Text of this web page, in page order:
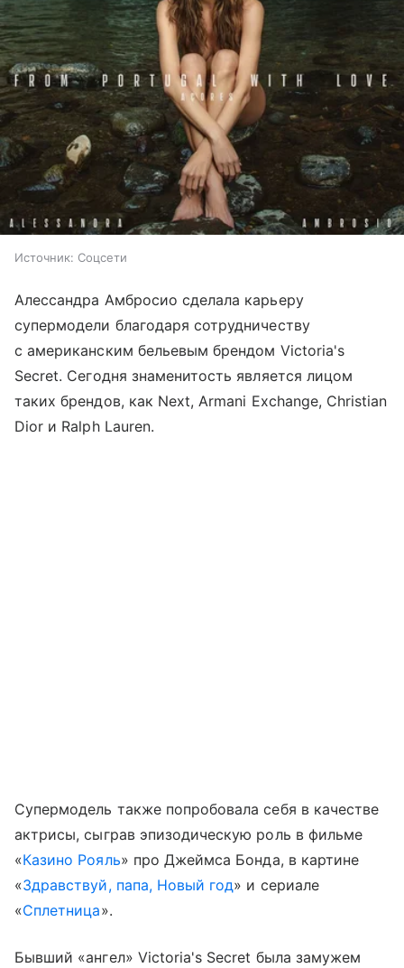
Источник: Соцсети
Алессандра Амбросио сделала карьеру
супермодели благодаря сотрудничеству
с американским бельевым брендом Victoria's
Secret. Сегодня знаменитость является лицом
таких брендов, как Next, Armani Exchange, Christian
Dior и Ralph Lauren.
Супермодель также попробовала себя в качестве
актрисы, сыграв эпизодическую роль в фильме
«Казино Рояль» про Джеймса Бонда, в картине
«Здравствуй, папа, Новый год» и сериале
«Сплетница».
Бывший «ангел» Victoria's Secret была замужем